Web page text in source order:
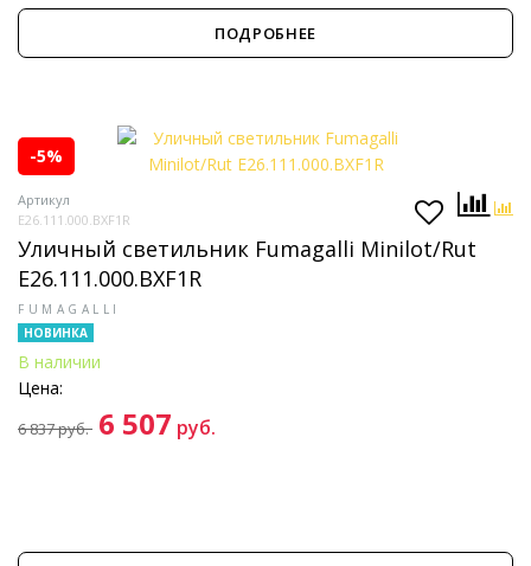
ПОДРОБНЕЕ
-5%
Артикул
E26.111.000.BXF1R
Уличный светильник Fumagalli Minilot/Rut
E26.111.000.BXF1R
FUMAGALLI
НОВИНКА
В наличии
Цена:
6 837руб. 6 507 руб.